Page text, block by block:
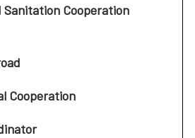
Sanitation Cooperation
Cooperation